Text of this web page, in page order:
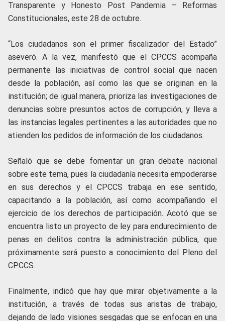
Transparente y Honesto Post Pandemia – Reformas
Constitucionales, este 28 de octubre.
“Los ciudadanos son el primer fiscalizador del Estado”
aseveró. A la vez, manifestó que el CPCCS acompaña
permanente las iniciativas de control social que nacen
desde la población, así como las que se originan en la
institución; de igual manera, prioriza las investigaciones de
denuncias sobre presuntos actos de corrupción, y lleva a
las instancias legales pertinentes a las autoridades que no
atienden los pedidos de información de los ciudadanos.
Señaló que se debe fomentar un gran debate nacional
sobre este tema, pues la ciudadanía necesita empoderarse
en sus derechos y el CPCCS trabaja en ese sentido,
capacitando a la población, así como acompañando el
ejercicio de los derechos de participación. Acotó que se
encuentra listo un proyecto de ley para endurecimiento de
penas en delitos contra la administración pública, que
próximamente será puesto a conocimiento del Pleno del
CPCCS.
Finalmente, indicó que hay que mirar objetivamente a la
institución, a través de todas sus aristas de trabajo,
dejando de lado visiones sesgadas que se enfocan en una